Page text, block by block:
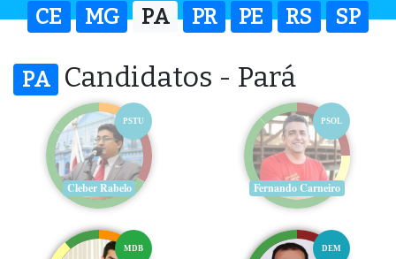
CE MG PA PR PE RS SP
PA Candidatos - Pará
PSTU
Cleber Rabelo
PSOL
Fernando Carneiro
MDB DEM